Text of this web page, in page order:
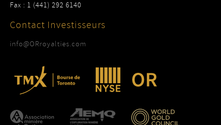
Fax : 1 (441) 292 6140
Contact Investisseurs
info@ORroyalties.com